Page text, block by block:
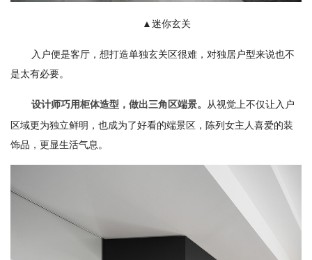
▲迷你玄关
入户便是客厅，想打造单独玄关区很难，对独居户型来说也不
是太有必要。
设计师巧用柜体造型，做出三角区端景。
从视觉上不仅让入户
区域更为独立鲜明，也成为了好看的端景区，陈列女主人喜爱的装
饰品，更显生活气息。